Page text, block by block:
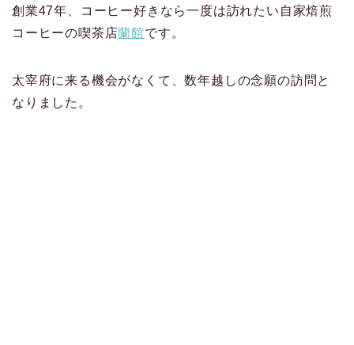
創業47年、コーヒー好きなら一度は訪れたい自家焙煎
コーヒーの喫茶店蘭館です。
太宰府に来る機会がなくて、数年越しの念願の訪問と
なりました。